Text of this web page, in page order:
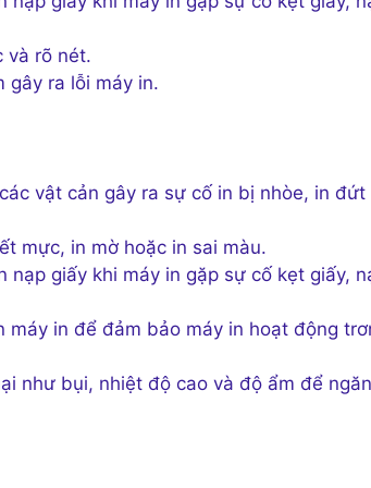
và rõ nét.
gây ra lỗi máy in.
vật cản gây ra sự cố in bị nhòe, in đứt
mực, in mờ hoặc in sai màu.
nạp giấy khi máy in gặp sự cố kẹt giấy,
in để đảm bảo máy in hoạt động
như bụi, nhiệt độ cao và độ ẩm để ngăn